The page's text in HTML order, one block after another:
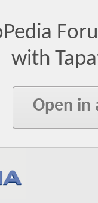
with
Open in